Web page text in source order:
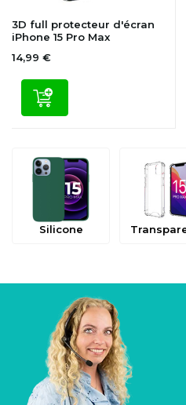
3D full protecteur d'écran
iPhone 15 Pro Max
14,99 €
Silicone